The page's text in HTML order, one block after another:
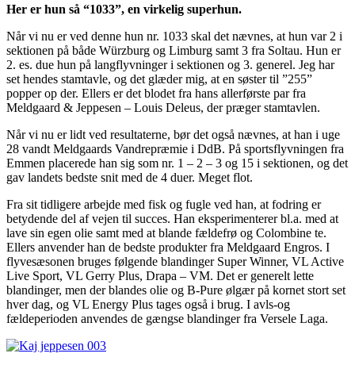
Her er hun så “1033”, en virkelig superhun.
Når vi nu er ved denne hun nr. 1033 skal det nævnes, at hun var 2 i
sektionen på både Würzburg og Limburg samt 3 fra Soltau. Hun er
2. es. due hun på langflyvninger i sektionen og 3. generel. Jeg har
set hendes stamtavle, og det glæder mig, at en søster til ”255”
popper op der. Ellers er det blodet fra hans allerførste par fra
Meldgaard & Jeppesen – Louis Deleus, der præger stamtavlen.
Når vi nu er lidt ved resultaterne, bør det også nævnes, at han i uge
28 vandt Meldgaards Vandrepræmie i DdB. På sportsflyvningen fra
Emmen placerede han sig som nr. 1 – 2 – 3 og 15 i sektionen, og det
gav landets bedste snit med de 4 duer. Meget flot.
Fra sit tidligere arbejde med fisk og fugle ved han, at fodring er
betydende del af vejen til succes. Han eksperimenterer bl.a. med at
lave sin egen olie samt med at blande fældefrø og Colombine te.
Ellers anvender han de bedste produkter fra Meldgaard Engros. I
flyvesæsonen bruges følgende blandinger Super Winner, VL Active
Live Sport, VL Gerry Plus, Drapa – VM. Det er generelt lette
blandinger, men der blandes olie og B-Pure ølgær på kornet stort set
hver dag, og VL Energy Plus tages også i brug. I avls-og
fældeperioden anvendes de gængse blandinger fra Versele Laga.